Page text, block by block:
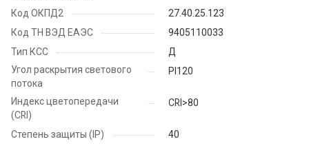
Код ОКПД2
27.40.25.123
Код ТН ВЭД ЕАЭС
9405110033
Тип КСС
Д
Угол раскрытия светового
потока
PI120
Индекс цветопередачи
(CRI)
CRI>80
Степень защиты (IP)
40